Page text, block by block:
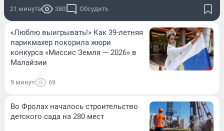
21 минута 380 Обсудить
«Люблю выигрывать!» Как 39-летняя
парикмахер покорила жюри
конкурса «Миссис Земля — 2026» в
Малайзии
9 минут 69
Во Фролах началось строительство
детского сада на 280 мест